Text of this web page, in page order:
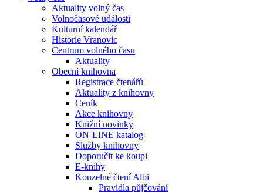
Aktuality volný čas
Volnočasové události
Kulturní kalendář
Historie Vranovic
Centrum volného času
Aktuality
Obecní knihovna
Registrace čtenářů
Aktuality z knihovny
Ceník
Akce knihovny
Knižní novinky
ON-LINE katalog
Služby knihovny
Doporučit ke koupi
E-knihy
Kouzelné čtení Albi
Pravidla půjčování